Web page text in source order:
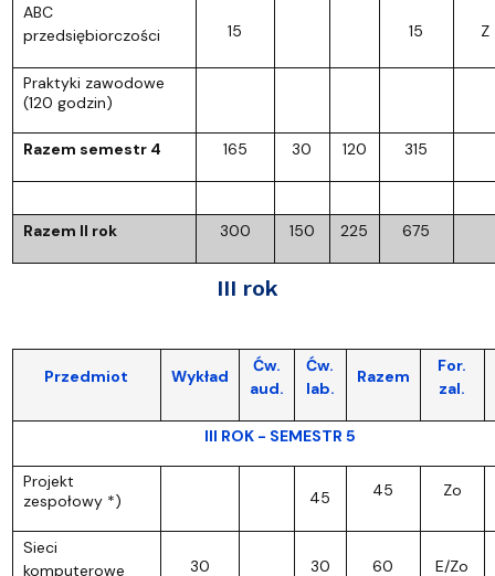
ABC
przedsiębiorczości
15 15 Z
Praktyki zawodowe
(120 godzin)
Razem semestr 4 165 30 120 315
Razem II rok 300 150 225 675
III rok
Przedmiot Wykład
Ćw.
aud.
Ćw.
lab.
Razem
For.
zal.
III ROK - SEMESTR 5
Projekt
zespołowy *)
45 45 Zo
Sieci
komputerowe
30 30 60 E/Zo